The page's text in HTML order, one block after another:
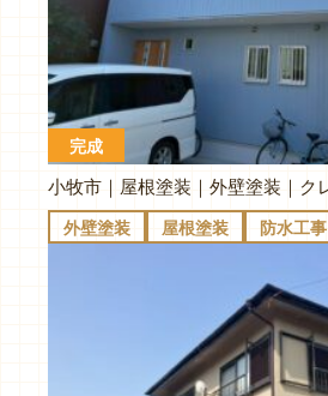
完成
外壁塗装 屋根塗装 防水工事